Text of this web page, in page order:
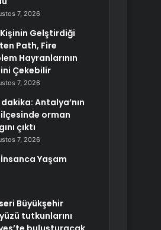
7, 2026
Gelştirdiği
Path, Fire
Hayranlarının
Çekebilir
7, 2026
Antalya’nın
ilçesinde orman
çıktı
7, 2026
Yaşam
Büyükşehir
tutkunlarını